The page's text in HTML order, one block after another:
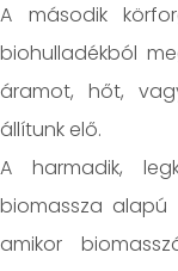
A második
biohulladékból
áramot, hőt,
állítunk elő.
A harmadik,
biomassza
amikor